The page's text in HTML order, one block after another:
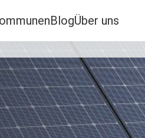
BlogÜber uns